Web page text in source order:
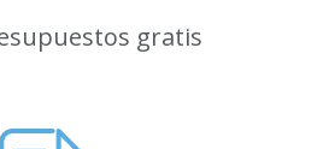
gratis